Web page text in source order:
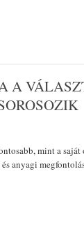
A
mint a
anyagi